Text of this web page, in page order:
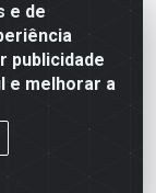
e de
publicidade
e melhorar a
Rodovia
AC - CEP
69